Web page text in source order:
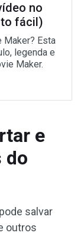
no
fácil)
Maker? Esta
legenda e
Maker.
e
do
salvar
outros